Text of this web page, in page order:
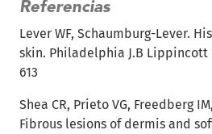
Referencias
Lever WF, Schaumburg-Lever.
skin. Philadelphia J.B Lippincott
613
Shea CR, Prieto VG, Freedberg
Fibrous lesions of dermis and